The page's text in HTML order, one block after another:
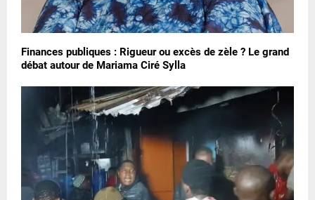
Finances publiques : Rigueur ou excès de zèle ? Le grand
débat autour de Mariama Ciré Sylla